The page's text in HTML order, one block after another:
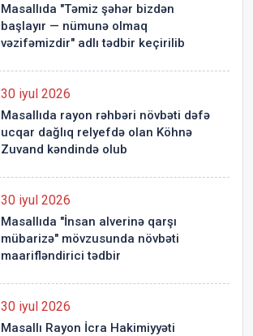
Masallıda "Təmiz şəhər bizdən
başlayır — nümunə olmaq
vəzifəmizdir" adlı tədbir keçirilib
30 iyul 2026
Masallıda rayon rəhbəri növbəti dəfə
ucqar dağlıq relyefdə olan Köhnə
Zuvand kəndində olub
30 iyul 2026
Masallıda "İnsan alverinə qarşı
mübarizə" mövzusunda növbəti
maarifləndirici tədbir
30 iyul 2026
Masallı Rayon İcra Hakimiyyəti